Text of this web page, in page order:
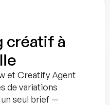
créatif à
et Creatify Agent
de variations
seul brief —